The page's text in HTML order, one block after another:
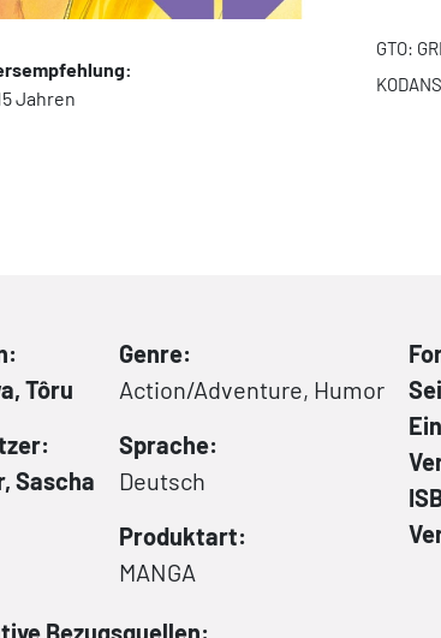
Jahren
GTO:
Tôru
Sascha
Genre:
Action/Adventure, Humor
Sprache:
Deutsch
Produktart:
MANGA
Bezugsquellen: